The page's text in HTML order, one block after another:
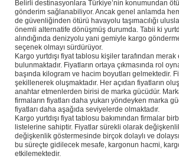
Belirli destinasyonlara Türkiye’nin konumundan
gönderim sağlanabiliyor. Ancak genel anlamda
de güvenliğinden ötürü havayolu taşımacılığı
önemli alternatife dönüşmüş durumda. Tabii ki
alındığında denizyolu yani gemiyle kargo
seçenek olmayı sürdürüyor.
Kargo yurtdışı fiyat tablosu kişiler tarafından
bulunmaktadır. Fiyatların ortaya çıkmasında rol
başında kilogram ve hacim boyutları gelmektedir.
şekillenerek oluşmaktadır. Her açıdan fiyatların
anahtar etmenlerden birisi de marka gücüdür.
firmaların fiyatları daha yukarı yöndeyken marka
fiyatları daha aşağıda seviyelerde olmaktadır.
Kargo yurtdışı fiyat tablosu bakımından firmalar
listelerine sahiptir. Fiyatlar sürekli olarak
değişkenlik göstermesinde birçok dolaylı ve
bu süreçte gidilecek mesafe, kargonun hacmi,
etkilemektedir.